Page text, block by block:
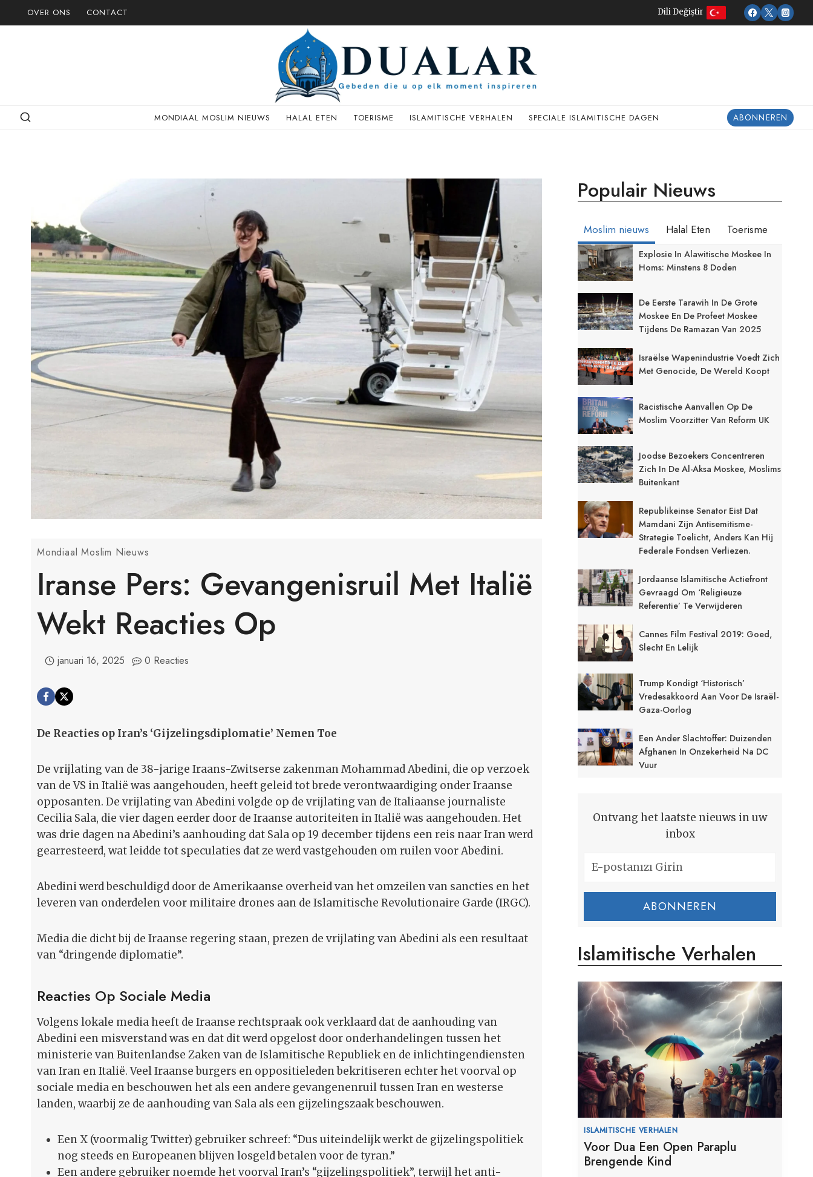
Doorgaan
naar
OVER ONS CONTACT Dili Değiştir
MONDIAAL MOSLIM NIEUWS HALAL ETEN TOERISME ISLAMITISCHE VERHALEN SPECIALE ISLAMITISCHE DAGEN ABONNEREN
Mondiaal Moslim Nieuws
Iranse Pers: Gevangenisruil Met Italië
Wekt Reacties Op
januari 16, 2025 0 Reacties
De Reacties op Iran’s ‘Gijzelingsdiplomatie’ Nemen Toe
De vrijlating van de 38-jarige Iraans-Zwitserse zakenman Mohammad Abedini, die op verzoek
van de VS in Italië was aangehouden, heeft geleid tot brede verontwaardiging onder Iraanse
opposanten. De vrijlating van Abedini volgde op de vrijlating van de Italiaanse journaliste
Cecilia Sala, die vier dagen eerder door de Iraanse autoriteiten in Italië was aangehouden. Het
was drie dagen na Abedini’s aanhouding dat Sala op 19 december tijdens een reis naar Iran werd
gearresteerd, wat leidde tot speculaties dat ze werd vastgehouden om ruilen voor Abedini.
Abedini werd beschuldigd door de Amerikaanse overheid van het omzeilen van sancties en het
leveren van onderdelen voor militaire drones aan de Islamitische Revolutionaire Garde (IRGC).
Media die dicht bij de Iraanse regering staan, prezen de vrijlating van Abedini als een resultaat
van “dringende diplomatie”.
Reacties Op Sociale Media
Volgens lokale media heeft de Iraanse rechtspraak ook verklaard dat de aanhouding van
Abedini een misverstand was en dat dit werd opgelost door onderhandelingen tussen het
ministerie van Buitenlandse Zaken van de Islamitische Republiek en de inlichtingendiensten
van Iran en Italië. Veel Iraanse burgers en oppositieleden bekritiseren echter het voorval op
sociale media en beschouwen het als een andere gevangenenruil tussen Iran en westerse
landen, waarbij ze de aanhouding van Sala als een gijzelingszaak beschouwen.
Een X (voormalig Twitter) gebruiker schreef: “Dus uiteindelijk werkt de gijzelingspolitiek
nog steeds en Europeanen blijven losgeld betalen voor de tyran.”
Een andere gebruiker noemde het voorval Iran’s “gijzelingspolitiek”, terwijl het anti-
Populair Nieuws
Moslim nieuws Halal Eten Toerisme
Explosie In Alawitische Moskee In
Homs: Minstens 8 Doden
De Eerste Tarawih In De Grote
Moskee En De Profeet Moskee
Tijdens De Ramazan Van 2025
Israëlse Wapenindustrie Voedt Zich
Met Genocide, De Wereld Koopt
Racistische Aanvallen Op De
Moslim Voorzitter Van Reform UK
Joodse Bezoekers Concentreren
Zich In De Al-Aksa Moskee, Moslims
Buitenkant
Republikeinse Senator Eist Dat
Mamdani Zijn Antisemitisme-
Strategie Toelicht, Anders Kan Hij
Federale Fondsen Verliezen.
Jordaanse Islamitische Actiefront
Gevraagd Om ‘religieuze
Referentie’ Te Verwijderen
Cannes Film Festival 2019: Goed,
Slecht En Lelijk
Trump Kondigt ‘historisch’
Vredesakkoord Aan Voor De Israël-
Gaza-Oorlog
Een Ander Slachtoffer: Duizenden
Afghanen In Onzekerheid Na DC
Vuur
Ontvang het laatste nieuws in uw
inbox
ABONNEREN
Islamitische Verhalen
ISLAMITISCHE VERHALEN
Voor Dua Een Open Paraplu
Brengende Kind